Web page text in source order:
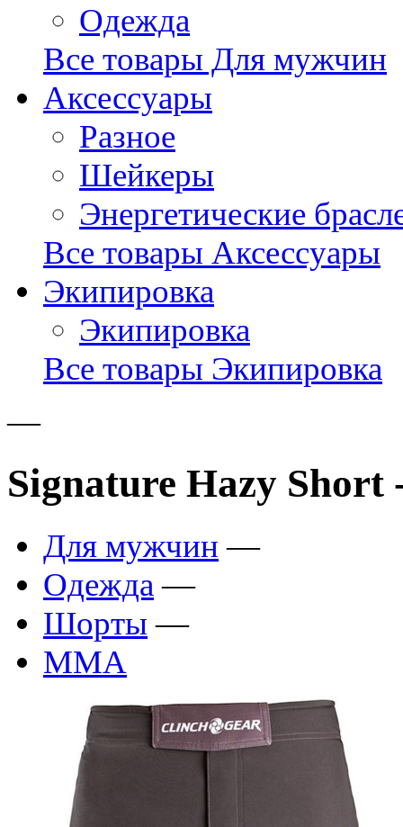
Одежда
Все товары Для мужчин
Аксессуары
Разное
Шейкеры
Энергетические
Все товары Аксессуары
Экипировка
Экипировка
Все товары Экипировка
—
Signature Hazy Short
Для мужчин —
Одежда —
Шорты —
ММА